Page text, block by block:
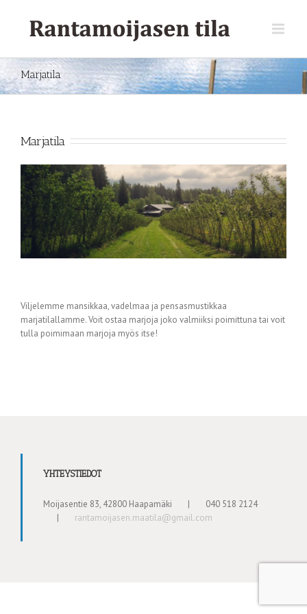
Marjatila
Marjatila
Viljelemme mansikkaa, vadelmaa ja pensasmustikkaa
marjatilallamme. Voit ostaa marjoja joko valmiiksi poimittuna tai voit
tulla poimimaan marjoja myös itse!
YHTEYSTIEDOT
Moijasentie 83, 42800 Haapamäki |
040 518 2124
|
rantamoijasen.maatila@gmail.com